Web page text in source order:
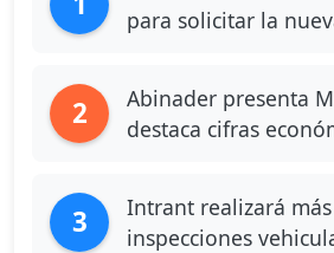
para solicitar la
2
Abinader presenta
destaca cifras
3
Intrant realizará
inspecciones